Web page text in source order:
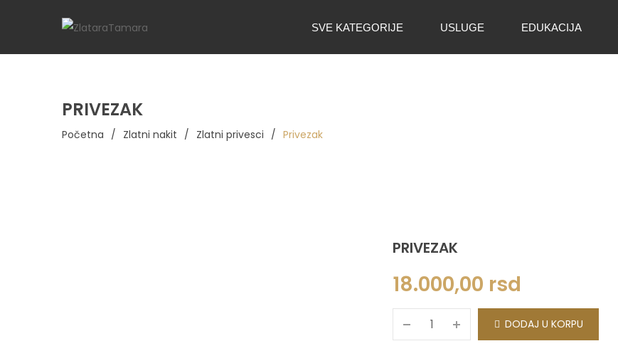
SVE KATEGORIJE USLUGE EDUKACIJA
PRIVEZAK
Početna / Zlatni nakit / Zlatni privesci / Privezak
PRIVEZAK
18.000,00 rsd
DODAJ U KORPU